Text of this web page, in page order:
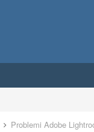
Problemi Adobe